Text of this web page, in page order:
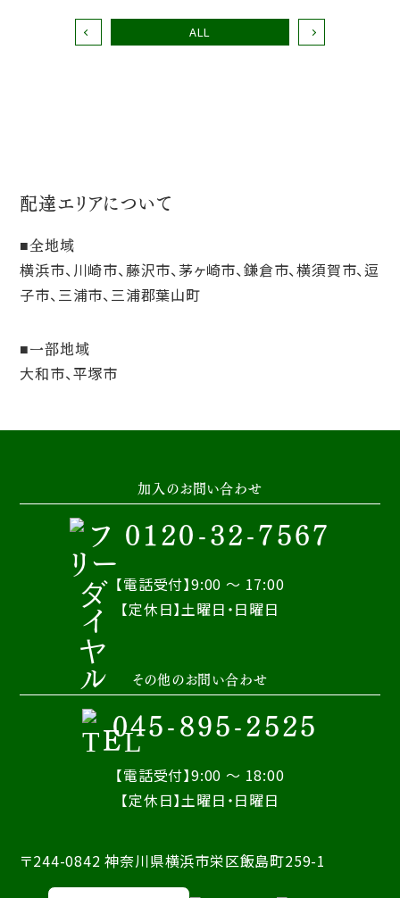
ALL
配達エリアについて
全地域
横浜市、川崎市、藤沢市、茅ヶ崎市、鎌倉市、横須賀市、逗
子市、三浦市、三浦郡葉山町
一部地域
大和市、平塚市
加入のお問い合わせ
0120-32-7567
【電話受付】9:00 ～ 17:00
【定休日】土曜日・日曜日
その他のお問い合わせ
045-895-2525
【電話受付】9:00 ～ 18:00
【定休日】土曜日・日曜日
〒244-0842 神奈川県横浜市栄区飯島町259-1